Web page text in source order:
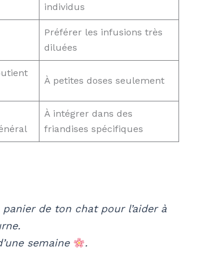
individus
Préférer les infusions très
diluées
À petites doses seulement
À intégrer dans des
friandises spécifiques
de ton chat pour l’aider à
semaine
.